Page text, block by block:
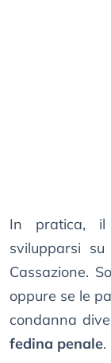
In pratica, il
svilupparsi
Cassazione.
oppure se le
condanna
fedina penale.